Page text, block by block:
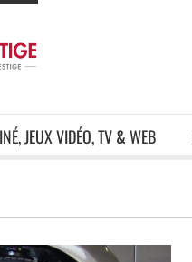
JEUX VIDÉO, TV & WEB